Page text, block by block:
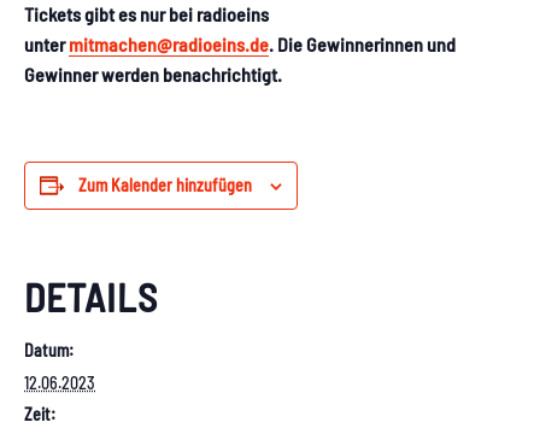
Tickets gibt es nur bei radioeins
untermitmachen@radioeins.de. Die Gewinnerinnen und
Gewinner werden benachrichtigt.
Zum Kalender hinzufügen
DETAILS
Datum:
12.06.2023
Zeit: